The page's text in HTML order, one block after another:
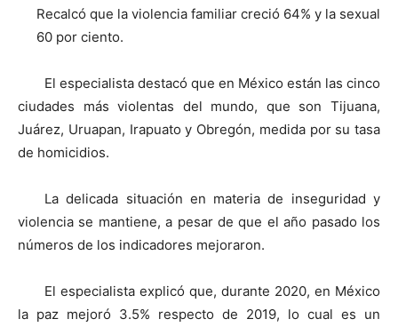
Recalcó que la violencia familiar creció 64% y la sexual
60 por ciento.
El especialista destacó que en México están las cinco
ciudades más violentas del mundo, que son Tijuana,
Juárez, Uruapan, Irapuato y Obregón, medida por su tasa
de homicidios.
La delicada situación en materia de inseguridad y
violencia se mantiene, a pesar de que el año pasado los
números de los indicadores mejoraron.
El especialista explicó que, durante 2020, en México
la paz mejoró 3.5% respecto de 2019, lo cual es un